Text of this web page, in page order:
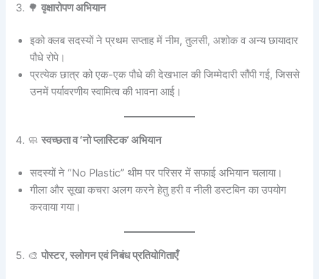
3. 🌳वृक्षारोपण अभियान
इको क्लब सदस्यों ने प्रथम सप्ताह में नीम, तुलसी, अशोक व अन्य छायादार
पौधे रोपे।
प्रत्येक छात्र को एक-एक पौधे की देखभाल की जिम्मेदारी सौंपी गई, जिससे
उनमें पर्यावरणीय स्वामित्व की भावना आई।
4. 🧼स्वच्छता व ‘नो प्लास्टिक’ अभियान
सदस्यों ने “No Plastic” थीम पर परिसर में सफाई अभियान चलाया।
गीला और सूखा कचरा अलग करने हेतु हरी व नीली डस्टबिन का उपयोग
करवाया गया।
5. 🎨पोस्टर, स्लोगन एवं निबंध प्रतियोगिताएँ